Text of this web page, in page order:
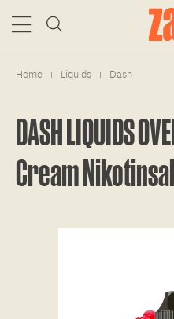
Home | Liquids | Dash
DASH LIQUIDS
Cream